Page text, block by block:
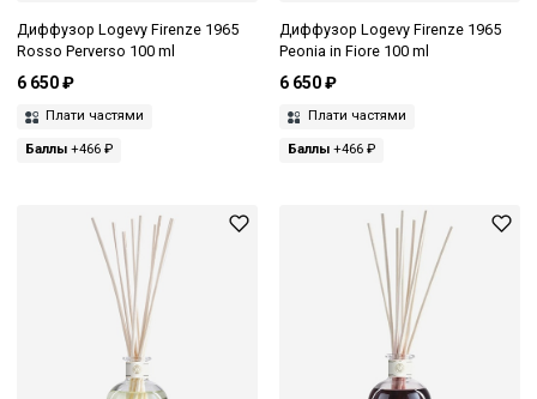
Диффузор Logevy Firenze 1965
Rosso Perverso 100 ml
6 650 ₽
Плати частями
Баллы +466 ₽
Диффузор Logevy Firenze 1965
Peonia in Fiore 100 ml
6 650 ₽
Плати частями
Баллы+466 ₽